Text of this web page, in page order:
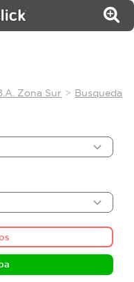
Zona Sur
Busqueda